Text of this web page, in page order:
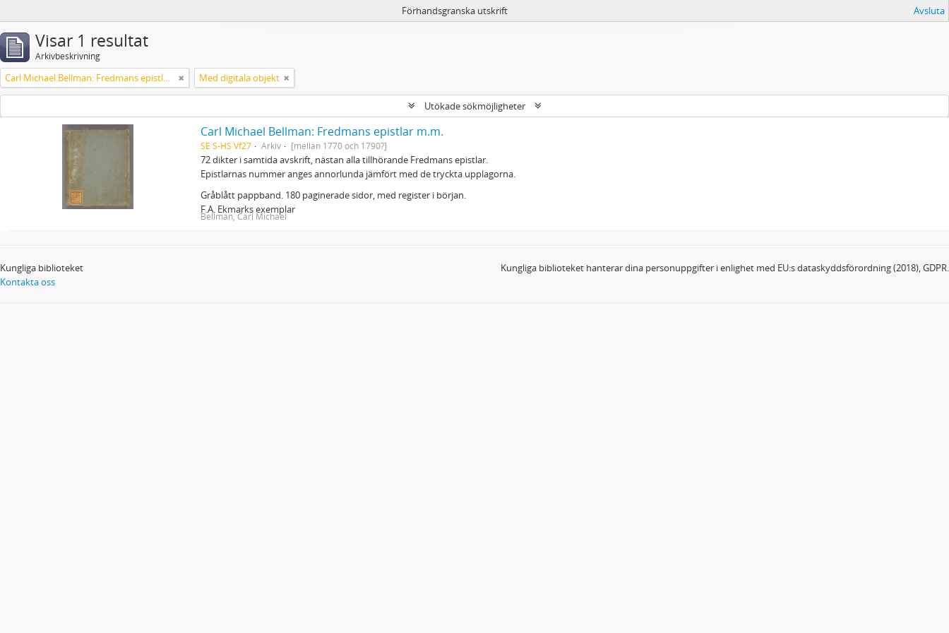
Förhandsgranska utskrift Avsluta
Visar 1 resultat
Arkivbeskrivning
Carl Michael Bellman: Fredmans epistlar m.m. Med digitala objekt
Utökade sökmöjligheter
Carl Michael Bellman: Fredmans epistlar m.m.
SE S-HS Vf27 Arkiv [mellan 1770 och 1790?]
72 dikter i samtida avskrift, nästan alla tillhörande Fredmans epistlar.
Epistlarnas nummer anges annorlunda jämfört med de tryckta upplagorna.
Gråblått pappband. 180 paginerade sidor, med register i början.
F.A. Ekmarks exemplar
Bellman, Carl Michael
Kungliga biblioteket
Kontakta oss
Kungliga biblioteket hanterar dina personuppgifter i enlighet med EU:s dataskyddsförordning (2018), GDPR.